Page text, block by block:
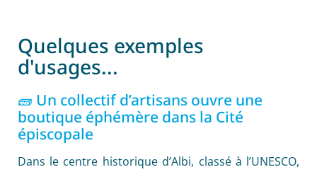
Quelques exemples
d'usages...
🧱 Un collectif d’artisans ouvre une
boutique éphémère dans la Cité
épiscopale
Dans le centre historique d’Albi, classé à l’UNESCO,